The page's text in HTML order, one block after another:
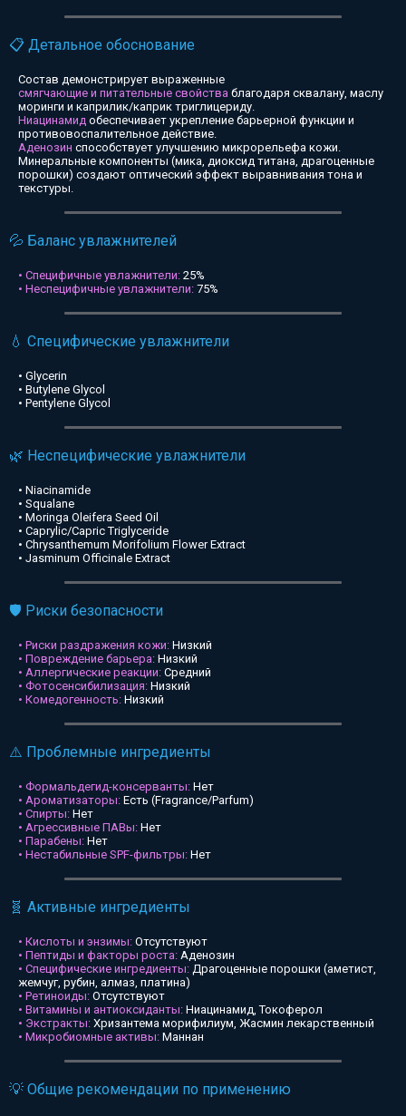
📋 Детальное обоснование
Состав демонстрирует выраженные
смягчающие и питательные свойства благодаря сквалану, маслу
моринги и каприлик/каприк триглицериду.
Ниацинамид обеспечивает укрепление барьерной функции и
противовоспалительное действие.
Аденозин способствует улучшению микрорельефа кожи.
Минеральные компоненты (мика, диоксид титана, драгоценные
порошки) создают оптический эффект выравнивания тона и
текстуры.
💦 Баланс увлажнителей
• Специфичные увлажнители: 25%
• Неспецифичные увлажнители: 75%
💧 Специфические увлажнители
• Glycerin
• Butylene Glycol
• Pentylene Glycol
🌿 Неспецифические увлажнители
• Niacinamide
• Squalane
• Moringa Oleifera Seed Oil
• Caprylic/Capric Triglyceride
• Chrysanthemum Morifolium Flower Extract
• Jasminum Officinale Extract
🛡️ Риски безопасности
• Риски раздражения кожи: Низкий
• Повреждение барьера: Низкий
• Аллергические реакции: Средний
• Фотосенсибилизация: Низкий
• Комедогенность: Низкий
⚠️ Проблемные ингредиенты
• Формальдегид-консерванты: Нет
• Ароматизаторы: Есть (Fragrance/Parfum)
• Спирты: Нет
• Агрессивные ПАВы: Нет
• Парабены: Нет
• Нестабильные SPF-фильтры: Нет
🧬 Активные ингредиенты
• Кислоты и энзимы: Отсутствуют
• Пептиды и факторы роста: Аденозин
• Специфические ингредиенты: Драгоценные порошки (аметист,
жемчуг, рубин, алмаз, платина)
• Ретиноиды: Отсутствуют
• Витамины и антиоксиданты: Ниацинамид, Токоферол
• Экстракты: Хризантема морифилиум, Жасмин лекарственный
• Микробиомные активы: Маннан
💡 Общие рекомендации по применению